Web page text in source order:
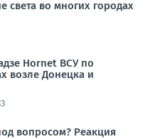
света во многих городах
Hornet ВСУ по
возле Донецка и
вопросом? Реакция